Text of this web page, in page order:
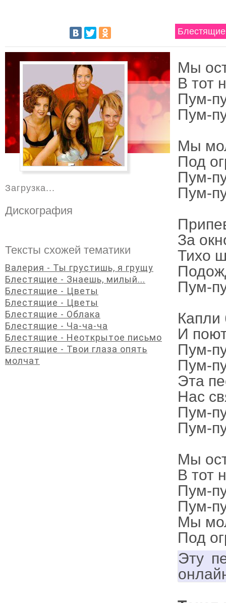
Мы
В тот
Пум-
Пум-
Мы
Под
Пум-
Пум-
За
Тихо
Пум-
Капли
И
Пум-
Пум-
Эта
Нас
Пум-
Пум-
Мы
В тот
Пум-
Пум-
Мы
Под
Эту
Загрузка...
Дискография
Тексты схожей тематики
Валерия - Ты грустишь, я грущу
Блестящие - Знаешь, милый...
Блестящие - Цветы
Блестящие - Цветы
Блестящие - Облака
Блестящие - Ча-ча-ча
Блестящие - Неоткрытое письмо
Блестящие - Твои глаза опять
молчат